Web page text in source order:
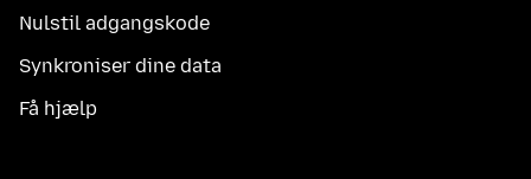
Nulstil adgangskode
Synkroniser dine data
Få hjælp